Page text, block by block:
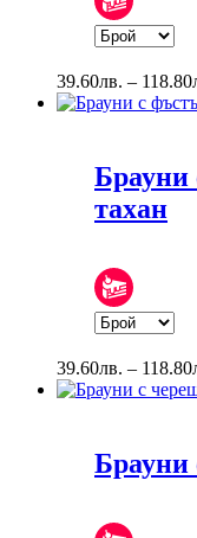
39.60лв. – 118.80
Брауни
тахан
39.60лв. – 118.80
Брауни